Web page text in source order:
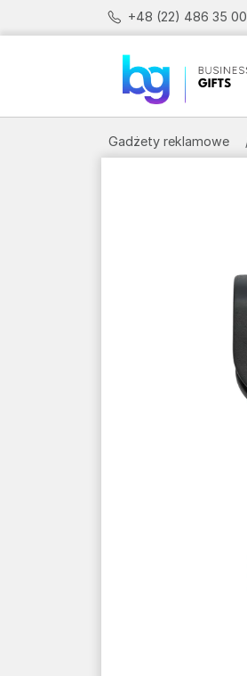
+48 (22) 486 35 00
Gadżety reklamowe